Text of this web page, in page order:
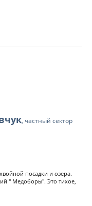
, частный сектор
посадки и озера.
" Медоборы". Это тихое,